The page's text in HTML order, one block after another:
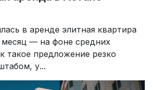
в аренде элитная квартира
месяц — на фоне средних
такое предложение резко
у...